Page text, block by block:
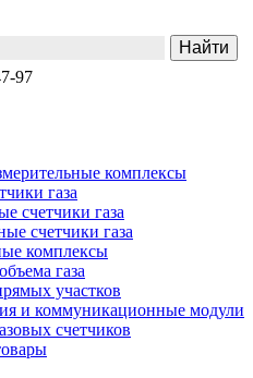
97
комплексы
газа
счетчики газа
счетчики газа
комплексы
газа
участков
и коммуникационные модули
счетчиков